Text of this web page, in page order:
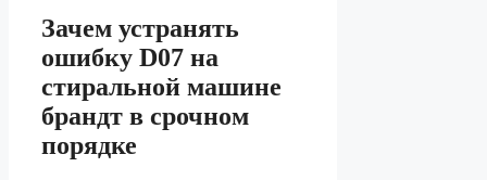
Зачем устранять
ошибку D07 на
стиральной машине
брандт в срочном
порядке